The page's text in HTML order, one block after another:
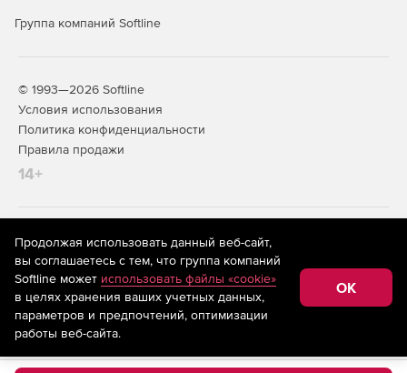
Группа компаний Softline
© 1993—2026 Softline
Условия использования
Политика конфиденциальности
Правила продажи
14+
На информационном ресурсе store.softline.ru применяются
рекомендательные технологии
(информационные технологии
предоставления информации на основе сбора,
систематизации и анализа сведений, относящихся к
предпочтениям пользователей сети «Интернет»,
находящихся на территории Российской Федерации)
Продолжая использовать данный веб-сайт,
вы соглашаетесь с тем, что группа компаний
Softline может использовать файлы «cookie»
в целях хранения ваших учетных данных,
параметров и предпочтений, оптимизации
работы веб-сайта.
OK